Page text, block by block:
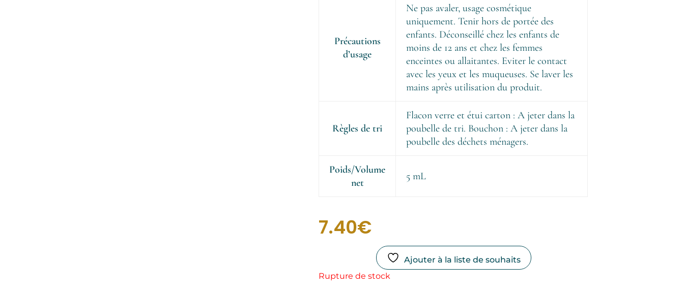
Précautions
d’usage
Ne pas avaler, usage cosmétique
uniquement. Tenir hors de portée des
enfants. Déconseillé chez les enfants de
moins de 12 ans et chez les femmes
enceintes ou allaitantes. Eviter le contact
avec les yeux et les muqueuses. Se laver les
mains après utilisation du produit.
Règles de tri
Flacon verre et étui carton : A jeter dans la
poubelle de tri. Bouchon : A jeter dans la
poubelle des déchets ménagers.
Poids/Volume
net
5 mL
7.40€
Ajouter à la liste de souhaits
Rupture de stock